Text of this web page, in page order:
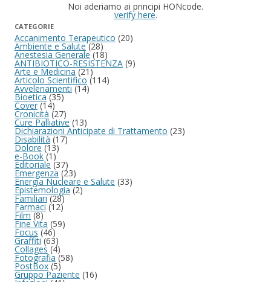
Noi aderiamo ai principi HONcode.
verify here.
CATEGORIE
Accanimento Terapeutico (20)
Ambiente e Salute(28)
Anestesia Generale(18)
ANTIBIOTICO-RESISTENZA (9)
Arte e Medicina(21)
Articolo Scientifico (114)
Avvelenamenti(14)
Bioetica(35)
Cover(14)
Cronicità (27)
Cure Palliative (13)
Dichiarazioni Anticipate di Trattamento (23)
Disabilità(17)
Dolore(13)
e-Book(1)
Editoriale (37)
Emergenza (23)
Energia Nucleare e Salute (33)
Epistemologia(2)
Familiari(28)
Farmaci(12)
Film(8)
Fine Vita (59)
Focus(46)
Graffiti(63)
Collages (4)
Fotografia (58)
PostBox(5)
Gruppo Paziente (16)